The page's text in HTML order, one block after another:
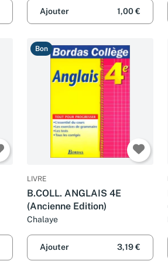
Ajouter 1,00 €
Bon
LIVRE
B.COLL. ANGLAIS 4E
(Ancienne Edition)
Chalaye
Ajouter 3,19 €